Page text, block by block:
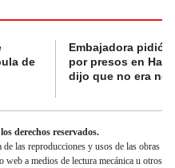
de
Embajadora pidió
por presos en
dijo que no era
derechos reservados.
las reproducciones y usos de las obras
web a medios de lectura mecánica u otros